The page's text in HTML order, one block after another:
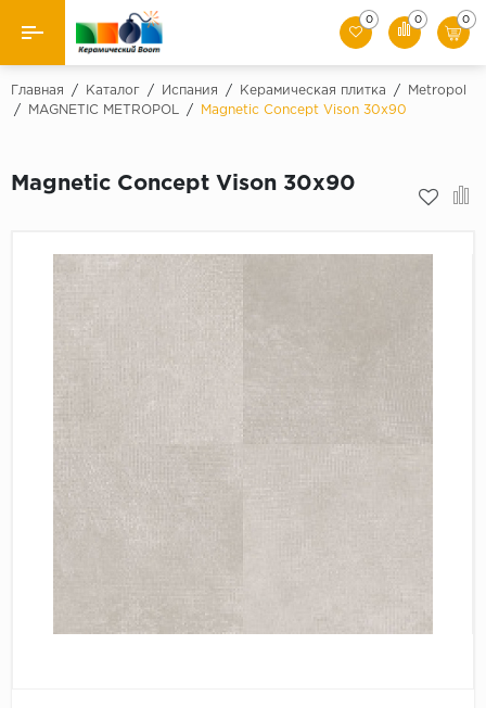
Назад
Керамическая плитка
Мозаики
Искусственный камень
0 0 0
Главная / Каталог / Испания / Керамическая плитка /
Metropol
/
MAGNETIC METROPOL / Magnetic Concept Vison 30x90
Magnetic Concept Vison 30x90